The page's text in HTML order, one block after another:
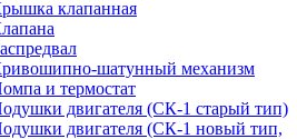
клапанная
шатунный механизм
и термостат
двигателя (СК-1 старый тип)
двигателя (СК-1 новый тип,